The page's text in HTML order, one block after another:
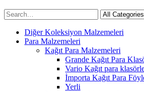
Diğer Koleksiyon Malzemeleri
Para Malzemeleri
Kağıt Para Malzemeleri
Grande Kağıt Para
Vario Kağıt para
İmporta Kağıt Para
Yerli